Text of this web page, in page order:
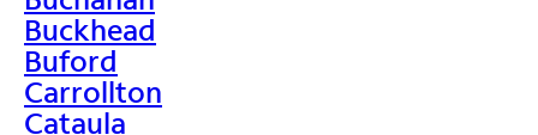
Buckhead
Buford
Carrollton
Cataula